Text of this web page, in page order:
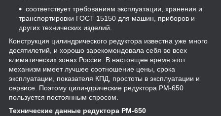
соответствует требованиям эксплуатации, хранения и
транспортировки ГОСТ 15150 для машин, приборов и
других технических изделий.
Конструкция цилиндрического редуктора известна уже много
десятилетий, и хорошо зарекомендовала себя во всех
климатических зонах России. В настоящее время этот
механизм имеет лучшее соотношение цены, срока
эксплуатации, показателя КПД, простоты в эксплуатации и
сервисе. Поэтому цилиндрические редуктора РМ-650
пользуется постоянным спросом.
Технические данные редуктора РМ-650